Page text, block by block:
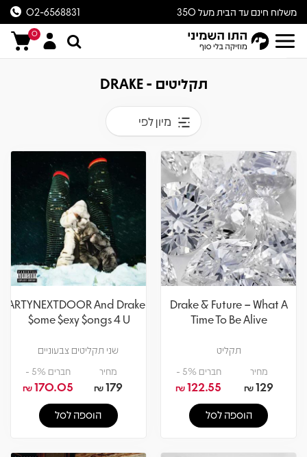
משלוח חינם עד הבית מעל 350
ש״ח
02-6568831
0
תקליטים - DRAKE
מיון לפי
Drake & Future – What A
Time To Be Alive
תקליט
מחיר
129
₪
חברים 5% -
122.55
₪
הוספה לסל
PARTYNEXTDOOR And Drake –
$ome $exy $ongs 4 U
שני תקליטים צבעוניים
מחיר
179
₪
חברים 5% -
170.05
₪
הוספה לסל